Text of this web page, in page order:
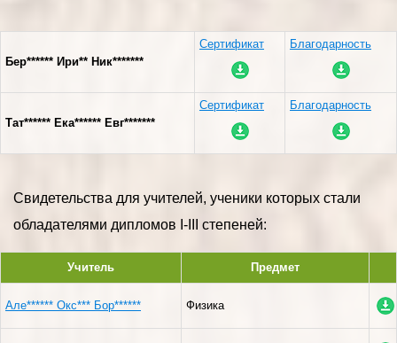
Бер****** Ири** Ник*******
Сертификат Благодарность
Тат****** Ека****** Евг*******
Сертификат Благодарность
Свидетельства для учителей, ученики которых стали
обладателями дипломов I-III степеней:
Учитель Предмет
Але****** Окс*** Бор****** Физика